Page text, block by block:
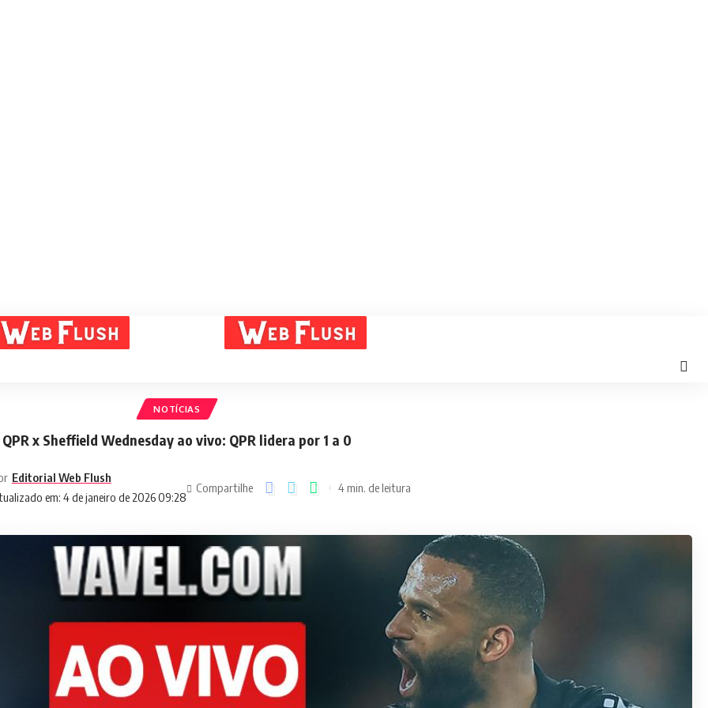
NOTÍCIAS
QPR x Sheffield Wednesday ao vivo: QPR lidera por 1 a 0
em: 4 de janeiro de 2026 09:28
Editorial Web Flush
Compartilhe 4 min. de leitura